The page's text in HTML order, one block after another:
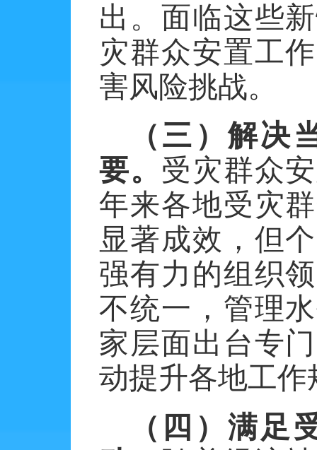
出。面临这些
灾群众安置工
害风险挑战。
（三）解决
要。 受灾群众
年来各地受灾
显著成效，但
强有力的组织
不统一，管理
家层面出台专
动提升各地工
（四）满足